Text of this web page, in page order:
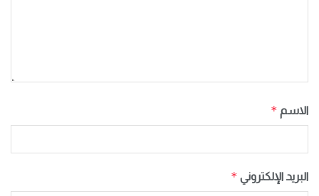
الاسم *
البريد الإلكتروني *